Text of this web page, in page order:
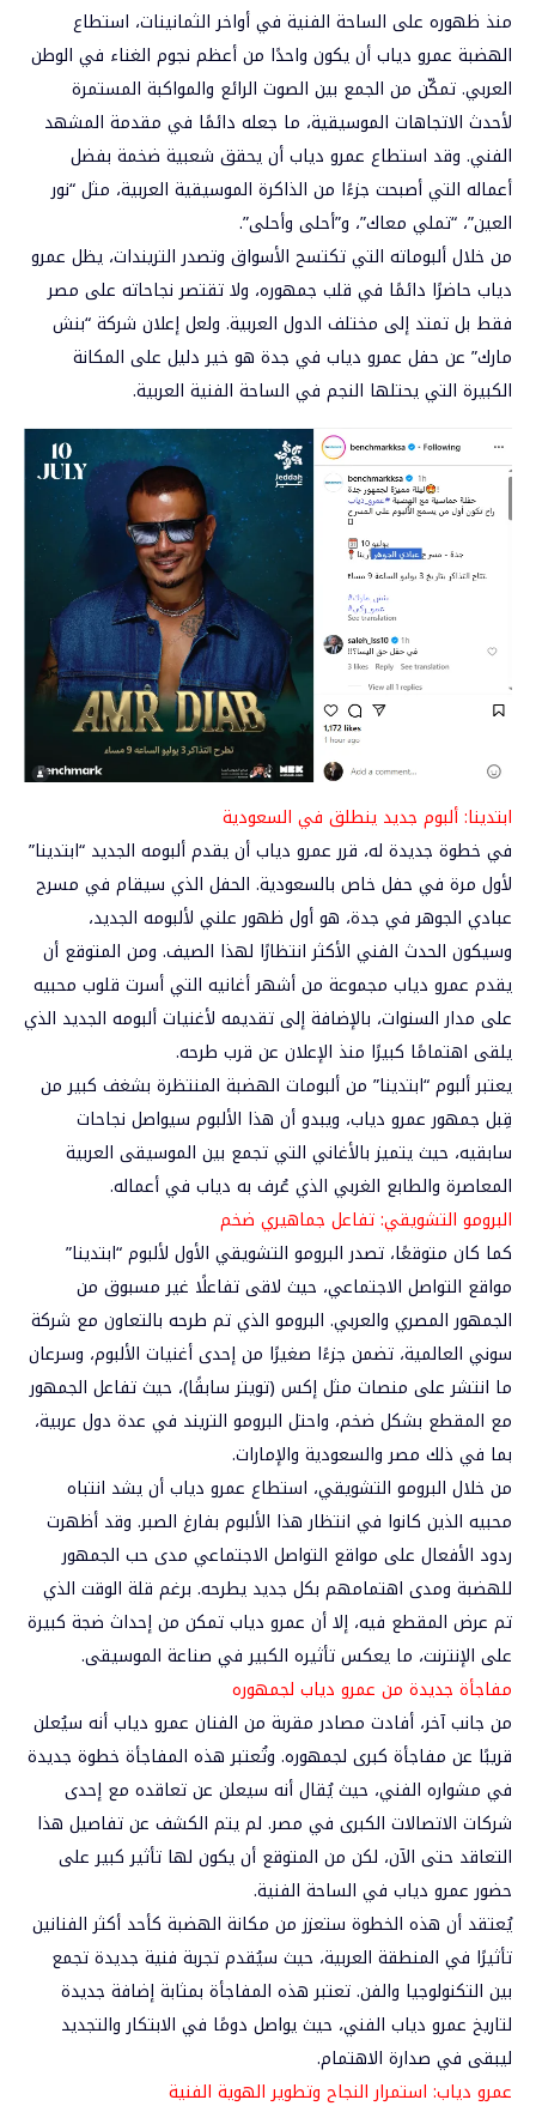
منذ ظهوره على الساحة الفنية في أواخر الثمانينات، استطاع
الهضبة عمرو دياب أن يكون واحدًا من أعظم نجوم الغناء في الوطن
العربي. تمكّن من الجمع بين الصوت الرائع والمواكبة المستمرة
لأحدث الاتجاهات الموسيقية، ما جعله دائمًا في مقدمة المشهد
الفني. وقد استطاع عمرو دياب أن يحقق شعبية ضخمة بفضل
أعماله التي أصبحت جزءًا من الذاكرة الموسيقية العربية، مثل “نور
العين”، “تملي معاك”، و”أحلى وأحلى”.
من خلال ألبوماته التي تكتسح الأسواق وتصدر التريندات، يظل عمرو
دياب حاضرًا دائمًا في قلب جمهوره، ولا تقتصر نجاحاته على مصر
فقط بل تمتد إلى مختلف الدول العربية. ولعل إعلان شركة “بنش
مارك” عن حفل عمرو دياب في جدة هو خير دليل على المكانة
الكبيرة التي يحتلها النجم في الساحة الفنية العربية.
ابتدينا: ألبوم جديد ينطلق في السعودية
في خطوة جديدة له، قرر عمرو دياب أن يقدم ألبومه الجديد “ابتدينا”
لأول مرة في حفل خاص بالسعودية. الحفل الذي سيقام في مسرح
عبادي الجوهر في جدة، هو أول ظهور علني لألبومه الجديد،
وسيكون الحدث الفني الأكثر انتظارًا لهذا الصيف. ومن المتوقع أن
يقدم عمرو دياب مجموعة من أشهر أغانيه التي أسرت قلوب محبيه
على مدار السنوات، بالإضافة إلى تقديمه لأغنيات ألبومه الجديد الذي
يلقى اهتمامًا كبيرًا منذ الإعلان عن قرب طرحه.
يعتبر ألبوم “ابتدينا” من ألبومات الهضبة المنتظرة بشغف كبير من
قِبل جمهور عمرو دياب، ويبدو أن هذا الألبوم سيواصل نجاحات
سابقيه، حيث يتميز بالأغاني التي تجمع بين الموسيقى العربية
المعاصرة والطابع الغربي الذي عُرف به دياب في أعماله.
البرومو التشويقي: تفاعل جماهيري ضخم
كما كان متوقعًا، تصدر البرومو التشويقي الأول لألبوم “ابتدينا”
مواقع التواصل الاجتماعي، حيث لاقى تفاعلًا غير مسبوق من
الجمهور المصري والعربي. البرومو الذي تم طرحه بالتعاون مع شركة
سوني العالمية، تضمن جزءًا صغيرًا من إحدى أغنيات الألبوم، وسرعان
ما انتشر على منصات مثل إكس (تويتر سابقًا)، حيث تفاعل الجمهور
مع المقطع بشكل ضخم، واحتل البرومو التريند في عدة دول عربية،
بما في ذلك مصر والسعودية والإمارات.
من خلال البرومو التشويقي، استطاع عمرو دياب أن يشد انتباه
محبيه الذين كانوا في انتظار هذا الألبوم بفارغ الصبر. وقد أظهرت
ردود الأفعال على مواقع التواصل الاجتماعي مدى حب الجمهور
للهضبة ومدى اهتمامهم بكل جديد يطرحه. برغم قلة الوقت الذي
تم عرض المقطع فيه، إلا أن عمرو دياب تمكن من إحداث ضجة كبيرة
على الإنترنت، ما يعكس تأثيره الكبير في صناعة الموسيقى.
مفاجأة جديدة من عمرو دياب لجمهوره
من جانب آخر، أفادت مصادر مقربة من الفنان عمرو دياب أنه سيُعلن
قريبًا عن مفاجأة كبرى لجمهوره. وتُعتبر هذه المفاجأة خطوة جديدة
في مشواره الفني، حيث يُقال أنه سيعلن عن تعاقده مع إحدى
شركات الاتصالات الكبرى في مصر. لم يتم الكشف عن تفاصيل هذا
التعاقد حتى الآن، لكن من المتوقع أن يكون لها تأثير كبير على
حضور عمرو دياب في الساحة الفنية.
يُعتقد أن هذه الخطوة ستعزز من مكانة الهضبة كأحد أكثر الفنانين
تأثيرًا في المنطقة العربية، حيث سيُقدم تجربة فنية جديدة تجمع
بين التكنولوجيا والفن. تعتبر هذه المفاجأة بمثابة إضافة جديدة
لتاريخ عمرو دياب الفني، حيث يواصل دومًا في الابتكار والتجديد
ليبقى في صدارة الاهتمام.
عمرو دياب: استمرار النجاح وتطوير الهوية الفنية